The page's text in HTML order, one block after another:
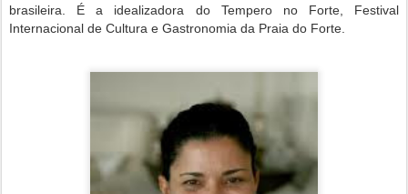
brasileira. É a idealizadora do Tempero no Forte, Festival
Internacional de Cultura e Gastronomia da Praia do Forte.